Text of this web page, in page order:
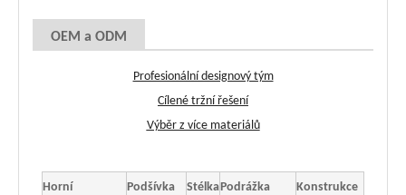
OEM a ODM
Profesionální designový tým
Cílené tržní řešení
Výběr z více materiálů
Horní Podšívka StélkaPodrážka
Konstrukce